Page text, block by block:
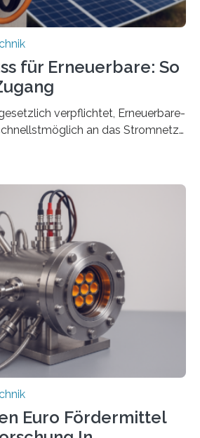
für Erneuerbare: So
verpflichtet, Erneuerbare-
an das Stromnetz
dafür nötige Netzausbau hinkt
Die Stiftung
hat den Rechtsrahmen in einem
Praxis eingeordnet – inklusive der
Der
Energien-Anlagen
für die Energiewende.
an das Netz kann kein Strom
Nach dem Erneuerbare-Energien-
Euro Fördermittel